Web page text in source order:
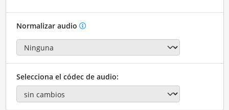
Normalizar audio
Selecciona el códec de audio: